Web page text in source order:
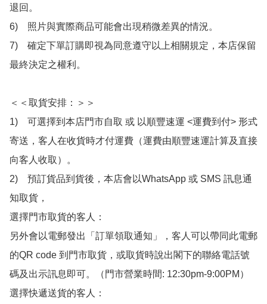
退回。
6)　照片與實際商品可能會出現稍微差異的情況。
7)　確定下單訂購即視為同意遵守以上相關規定，本店保留
最終決定之權利。
＜＜取貨安排：＞＞
1)　可選擇到本店門市自取 或 以順豐速運 <運費到付> 形式
寄送，客人在收貨時才付運費（運費由順豐速運計算及直接
向客人收取）。
2)　預訂貨品到貨後，本店會以WhatsApp 或 SMS 訊息通
知取貨，
選擇門市取貨的客人：
另外會以電郵發出「訂單領取通知」，客人可以帶同此電郵
的QR code 到門市取貨，或取貨時說出閣下的聯絡電話號
碼及出示訊息即可。（門市營業時間: 12:30pm-9:00PM）
選擇快遞送貨的客人：